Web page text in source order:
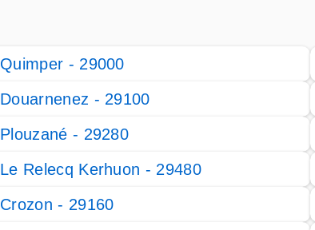
Quimper - 29000
Douarnenez - 29100
Plouzané - 29280
Le Relecq Kerhuon - 29480
Crozon - 29160